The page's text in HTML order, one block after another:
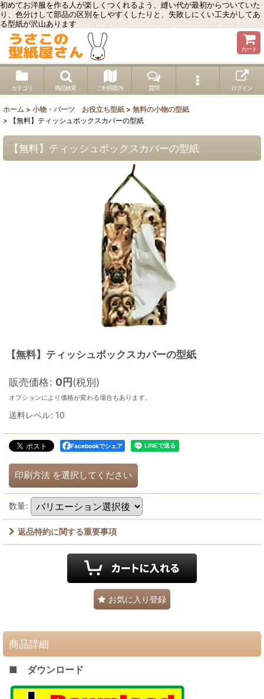
初めてお洋服を作る人が楽しくつくれるよう、縫い代が最初からついていた
り、色分けして部品の区別をしやすくしたりと、失敗しにくい工夫がしてあ
る型紙が沢山あります
カート
カテゴリ 商品検索 ご利用案内 質問 ログイン
ホーム > 小物・パーツ お役立ち型紙 > 無料の小物の型紙
>
【無料】ティッシュボックスカバーの型紙
【無料】ティッシュボックスカバーの型紙
【無料】ティッシュボックスカバーの型紙
販売価格: 0円(税別)
オプションにより価格が変わる場合もあります。
送料レベル: 10
Facebookでシェア
印刷方法 を選択してください
数量:
返品特約に関する重要事項
お気に入り登録
商品詳細
■ ダウンロード